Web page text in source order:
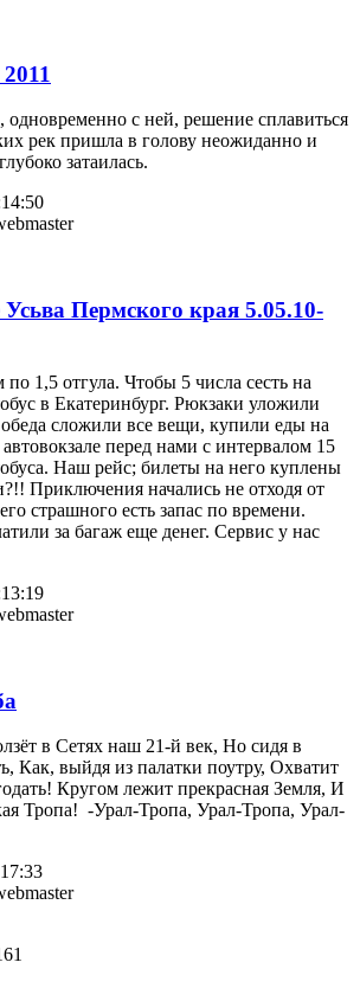
с ней, решение сплавиться
рек пришла в голову неожиданно и
затаилась.
Пермского края 5.05.10-
1,5 отгула. Чтобы 5 числа сесть на
в Екатеринбург. Рюкзаки уложили
сложили все вещи, купили еды на
перед нами с интервалом 15
Наш рейс; билеты на него куплены
Приключения начались не отходя от
страшного есть запас по времени.
за багаж еще денег. Сервис у нас
в Сетях наш 21-й век, Но сидя в
Как, выйдя из палатки поутру, Охватит
Кругом лежит прекрасная Земля, И
Тропа! -Урал-Тропа, Урал-Тропа, Урал-